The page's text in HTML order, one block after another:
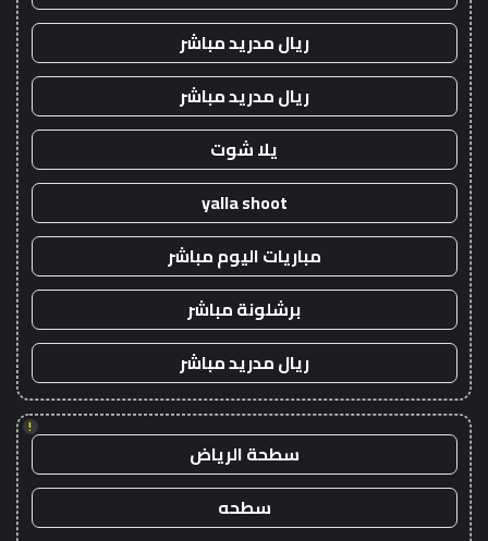
ريال مدريد مباشر
ريال مدريد مباشر
يلا شوت
yalla shoot
مباريات اليوم مباشر
برشلونة مباشر
ريال مدريد مباشر
!
سطحة الرياض
سطحه